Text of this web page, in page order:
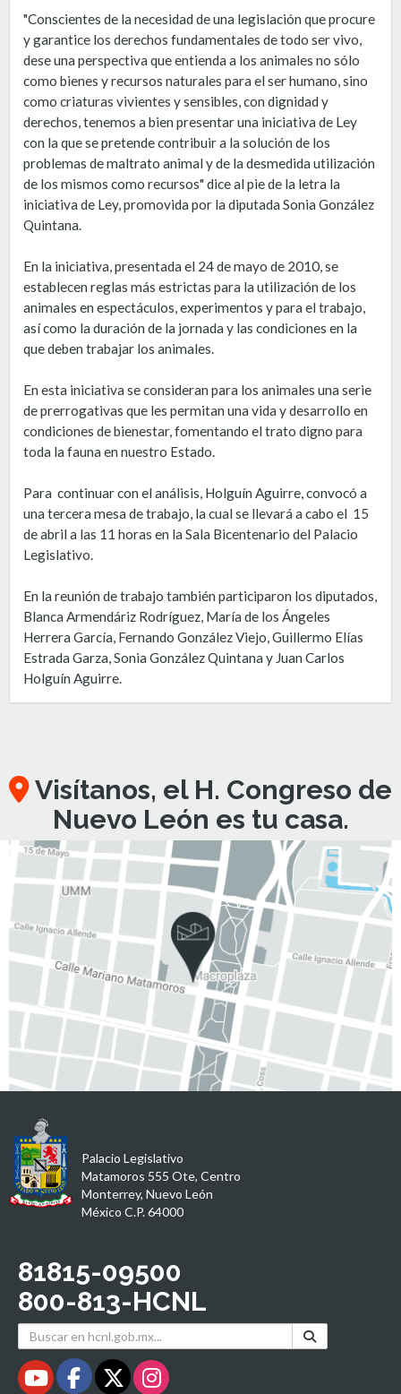
"Conscientes de la necesidad de una legislación que procure
y garantice los derechos fundamentales de todo ser vivo,
dese una perspectiva que entienda a los animales no sólo
como bienes y recursos naturales para el ser humano, sino
como criaturas vivientes y sensibles, con dignidad y
derechos, tenemos a bien presentar una iniciativa de Ley
con la que se pretende contribuir a la solución de los
problemas de maltrato animal y de la desmedida utilización
de los mismos como recursos" dice al pie de la letra la
iniciativa de Ley, promovida por la diputada Sonia González
Quintana.
En la iniciativa, presentada el 24 de mayo de 2010, se
establecen reglas más estrictas para la utilización de los
animales en espectáculos, experimentos y para el trabajo,
así como la duración de la jornada y las condiciones en la
que deben trabajar los animales.
En esta iniciativa se consideran para los animales una serie
de prerrogativas que les permitan una vida y desarrollo en
condiciones de bienestar, fomentando el trato digno para
toda la fauna en nuestro Estado.
Para continuar con el análisis, Holguín Aguirre, convocó a
una tercera mesa de trabajo, la cual se llevará a cabo el 15
de abril a las 11 horas en la Sala Bicentenario del Palacio
Legislativo.
En la reunión de trabajo también participaron los diputados,
Blanca Armendáriz Rodríguez, María de los Ángeles
Herrera García, Fernando González Viejo, Guillermo Elías
Estrada Garza, Sonia González Quintana y Juan Carlos
Holguín Aguirre.
Visítanos, el H. Congreso de
Nuevo León es tu casa.
Palacio Legislativo
Matamoros 555 Ote, Centro
Monterrey, Nuevo León
México C.P. 64000
81815-09500
800-813-HCNL